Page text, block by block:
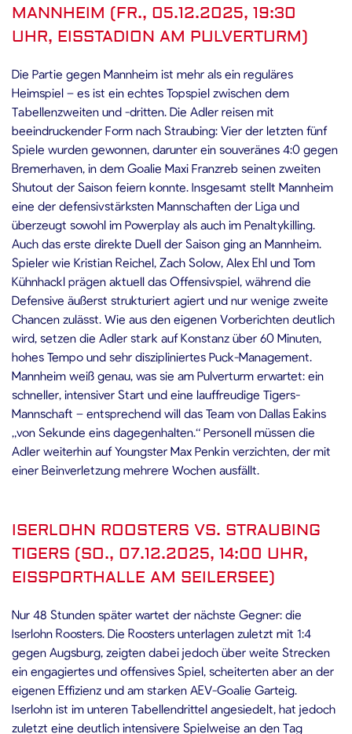
MANNHEIM (FR., 05.12.2025, 19:30
UHR, EISSTADION AM PULVERTURM)
Die Partie gegen Mannheim ist mehr als ein reguläres
Heimspiel – es ist ein echtes Topspiel zwischen dem
Tabellenzweiten und -dritten. Die Adler reisen mit
beeindruckender Form nach Straubing: Vier der letzten fünf
Spiele wurden gewonnen, darunter ein souveränes 4:0 gegen
Bremerhaven, in dem Goalie Maxi Franzreb seinen zweiten
Shutout der Saison feiern konnte. Insgesamt stellt Mannheim
eine der defensivstärksten Mannschaften der Liga und
überzeugt sowohl im Powerplay als auch im Penaltykilling.
Auch das erste direkte Duell der Saison ging an Mannheim.
Spieler wie Kristian Reichel, Zach Solow, Alex Ehl und Tom
Kühnhackl prägen aktuell das Offensivspiel, während die
Defensive äußerst strukturiert agiert und nur wenige zweite
Chancen zulässt. Wie aus den eigenen Vorberichten deutlich
wird, setzen die Adler stark auf Konstanz über 60 Minuten,
hohes Tempo und sehr diszipliniertes Puck-Management.
Mannheim weiß genau, was sie am Pulverturm erwartet: ein
schneller, intensiver Start und eine lauffreudige Tigers-
Mannschaft – entsprechend will das Team von Dallas Eakins
„von Sekunde eins dagegenhalten.“ Personell müssen die
Adler weiterhin auf Youngster Max Penkin verzichten, der mit
einer Beinverletzung mehrere Wochen ausfällt.
ISERLOHN ROOSTERS VS. STRAUBING
TIGERS (SO., 07.12.2025, 14:00 UHR,
EISSPORTHALLE AM SEILERSEE)
Nur 48 Stunden später wartet der nächste Gegner: die
Iserlohn Roosters. Die Roosters unterlagen zuletzt mit 1:4
gegen Augsburg, zeigten dabei jedoch über weite Strecken
ein engagiertes und offensives Spiel, scheiterten aber an der
eigenen Effizienz und am starken AEV-Goalie Garteig.
Iserlohn ist im unteren Tabellendrittel angesiedelt, hat jedoch
zuletzt eine deutlich intensivere Spielweise an den Tag